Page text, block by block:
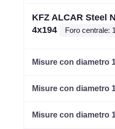
KFZ ALCAR Steel
4x194
Foro centrale:
Misure con diametro
Misure con diametro
Misure con diametro